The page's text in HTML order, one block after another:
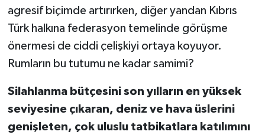
agresif biçimde artırırken, diğer yandan Kıbrıs
Türk halkına federasyon temelinde görüşme
önermesi de ciddi çelişkiyi ortaya koyuyor.
Rumların bu tutumu ne kadar samimi?
Silahlanma bütçesini son yılların en yüksek
seviyesine çıkaran, deniz ve hava üslerini
genişleten, çok uluslu tatbikatlara katılımını